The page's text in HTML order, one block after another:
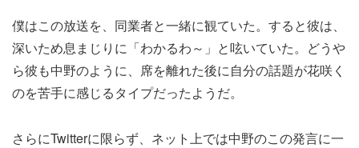
僕はこの放送を、同業者と一緒に観ていた。すると彼は、
深いため息まじりに「わかるわ～」と呟いていた。どうや
ら彼も中野のように、席を離れた後に自分の話題が花咲く
のを苦手に感じるタイプだったようだ。
さらにTwitterに限らず、ネット上では中野のこの発言に一